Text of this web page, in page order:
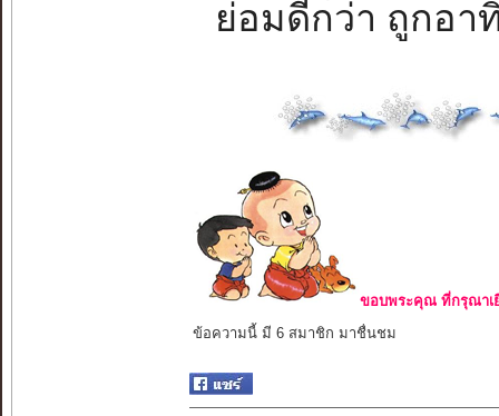
ย่อมดีกว่า ถูกอา
ขอบพระคุณ ที่กรุณาเ
ข้อความนี้ มี 6 สมาชิก มาชื่นชม